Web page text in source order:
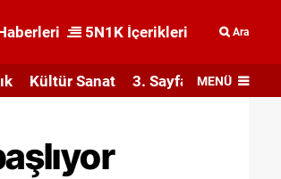
5N1K İçerikleri Ara
Kültür Sanat 3. Sayfa MENÜ